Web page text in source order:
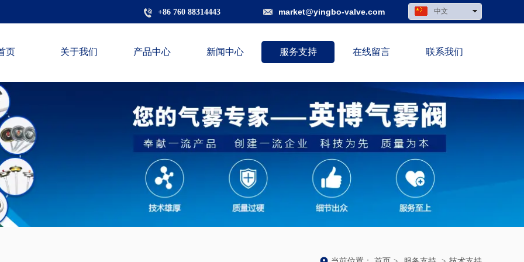
market@yingbo-valve.com
+86 760 88314443
中文
页 关于我们 产品中心 新闻中心 服务支持 在线留言 联系我们